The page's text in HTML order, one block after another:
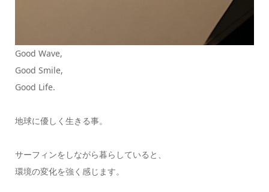
Good Wave,
Good Smile,
Good Life.
地球に優しく生きる事。
サーフィンをしながら暮らしていると、
環境の変化を強く感じます。